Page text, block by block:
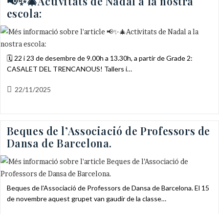
escola:
🗓️ 22 i 23 de desembre de 9.00h a 13.30h, a partir de Grade 2:
CASALET DEL TRENCANOUS! Tallers i…
Entrada
22/11/2025
Beques de l’Associació de Professors de
Dansa de Barcelona.
Beques de l'Associació de Professors de Dansa de Barcelona. El 15
de novembre aquest grupet van gaudir de la classe…